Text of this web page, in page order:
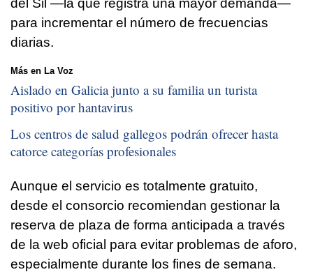
del Sil —la que registra una mayor demanda—
para incrementar el número de frecuencias
diarias.
Más en La Voz
Aislado en Galicia junto a su familia un turista
positivo por hantavirus
Los centros de salud gallegos podrán ofrecer hasta
catorce categorías profesionales
Aunque el servicio es totalmente gratuito,
desde el consorcio recomiendan gestionar la
reserva de plaza de forma anticipada a través
de la web oficial para evitar problemas de aforo,
especialmente durante los fines de semana.